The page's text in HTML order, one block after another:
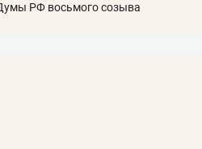
РФ восьмого созыва